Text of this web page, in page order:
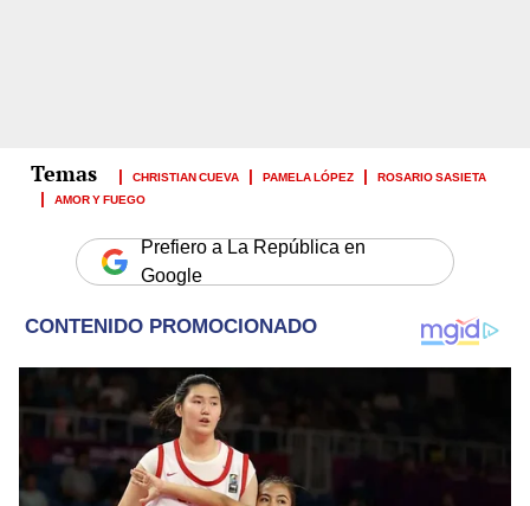
CHRISTIAN CUEVA PAMELA LÓPEZ
ROSARIO SASIETA
AMOR Y FUEGO
Prefiero a La República en
Google